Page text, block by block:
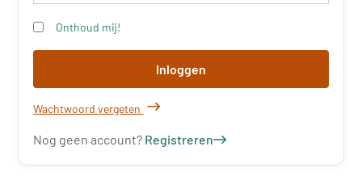
Onthoud mij!
Inloggen
Wachtwoord vergeten
Nog geen account? Registreren